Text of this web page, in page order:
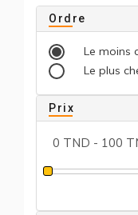
Ordre
Le moins
Le plus
Prix